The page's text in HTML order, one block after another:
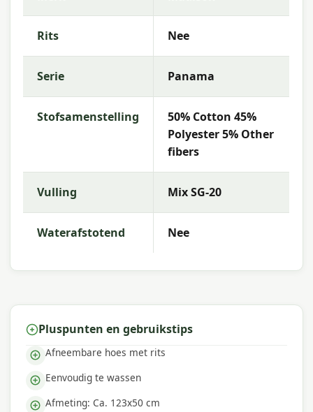
je graag bij de keuze die het beste past bij jouw
terras en wensen.
Waarom Madison?
MetMadison
kies je voor hoogwaardige
tuinkussens met uitstekende kleurechtheid en
comfort. De collectie kenmerkt zich door trendy
dessins, duurzame materialen en een uitstekende
pasvorm — perfect voor een comfortabele
Rits Nee
Serie Panama
Stofsamenstelling
50% Cotton 45%
Polyester 5% Other
fibers
Vulling Mix SG-20
Waterafstotend Nee
Pluspunten en gebruikstips
Afneembare hoes met rits
Eenvoudig te wassen
Afmeting: Ca. 123x50 cm